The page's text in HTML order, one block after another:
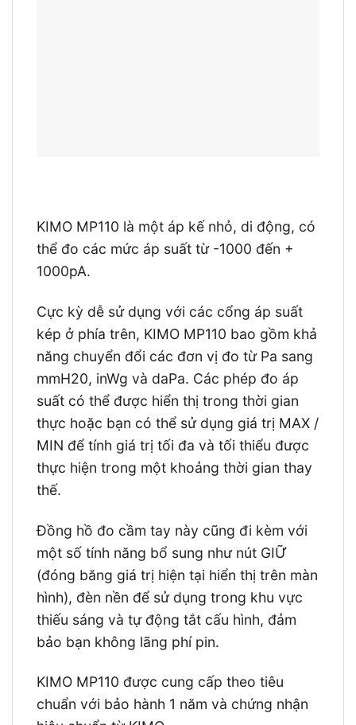
KIMO MP110 là một áp kế nhỏ, di động, có
thể đo các mức áp suất từ ​​-1000 đến +
1000pA.
Cực kỳ dễ sử dụng với các cổng áp suất
kép ở phía trên, KIMO MP110 bao gồm khả
năng chuyển đổi các đơn vị đo từ Pa sang
mmH20, inWg và daPa. Các phép đo áp
suất có thể được hiển thị trong thời gian
thực hoặc bạn có thể sử dụng giá trị MAX /
MIN để tính giá trị tối đa và tối thiểu được
thực hiện trong một khoảng thời gian thay
thế.
Đồng hồ đo cầm tay này cũng đi kèm với
một số tính năng bổ sung như nút GIỮ
(đóng băng giá trị hiện tại hiển thị trên màn
hình), đèn nền để sử dụng trong khu vực
thiếu sáng và tự động tắt cấu hình, đảm
bảo bạn không lãng phí pin.
KIMO MP110 được cung cấp theo tiêu
chuẩn với bảo hành 1 năm và chứng nhận